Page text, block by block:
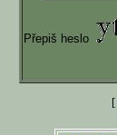
Přepiš heslo
[